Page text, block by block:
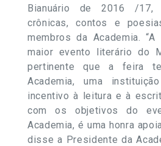
Bianuário de 2016 /17,
crônicas, contos e
membros da Academia.
maior evento literário do
pertinente que a feira
Academia, uma
incentivo à leitura e à
com os objetivos do
Academia, é uma honra
disse a Presidente da